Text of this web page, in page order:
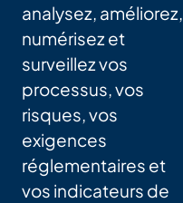
analysez, améliorez,
numérisez et
surveillez vos
processus, vos
risques, vos
exigences
réglementaires et
vos indicateurs de